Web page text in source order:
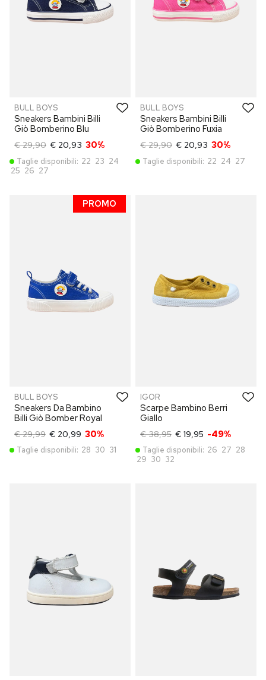
BULL BOYS
Sneakers Bambini Billi
Giò Bomberino Blu
€ 29,90 € 20,93 30%
Taglie disponibili: 22 23 24
25 26 27
BULL BOYS
Sneakers Bambini Billi
Giò Bomberino Fuxia
€ 29,90 € 20,93 30%
Taglie disponibili: 22 24 27
PROMO
BULL BOYS
Sneakers Da Bambino
Billi Giò Bomber Royal
€ 29,99 € 20,99 30%
Taglie disponibili: 28 30 31
IGOR
Scarpe Bambino Berri
Giallo
€ 38,95 € 19,95 -49%
Taglie disponibili: 26 27 28
29 30 32